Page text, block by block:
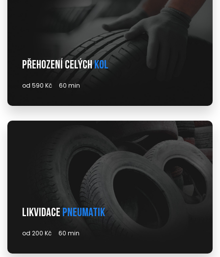
Přehození celýchkol
od 590 Kč 60 min
Likvidace pneumatik
od 200 Kč 60 min